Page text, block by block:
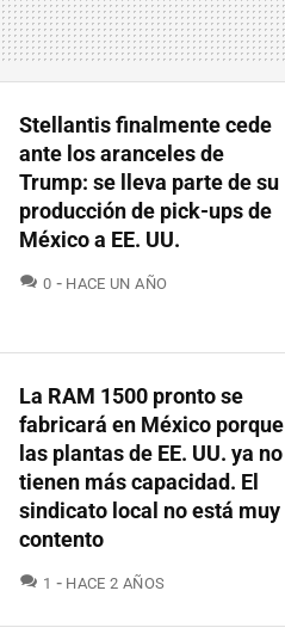
Stellantis finalmente cede
ante los aranceles de
Trump: se lleva parte de su
producción de pick-ups de
México a EE. UU.
0 COMENTARIOS
HACE UN AÑO
La RAM 1500 pronto se
fabricará en México porque
las plantas de EE. UU. ya no
tienen más capacidad. El
sindicato local no está muy
contento
1 COMENTARIOS
HACE 2 AÑOS